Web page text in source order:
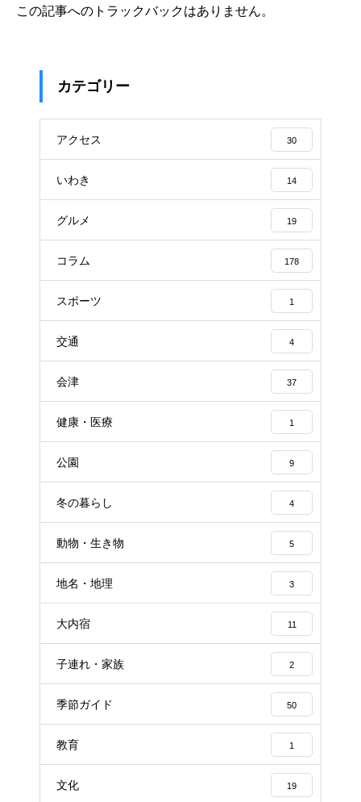
この記事へのトラックバックはありません。
カテゴリー
アクセス 30
いわき 14
グルメ 19
コラム 178
スポーツ 1
交通 4
会津 37
健康・医療 1
公園 9
冬の暮らし 4
動物・生き物 5
地名・地理 3
大内宿 11
子連れ・家族 2
季節ガイド 50
教育 1
文化 19